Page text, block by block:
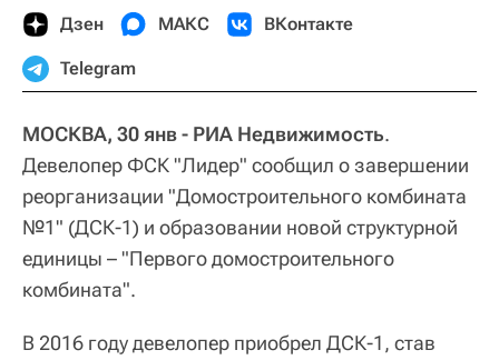
Дзен МАКС ВКонтакте
Telegram
МОСКВА, 30 янв - РИА Недвижимость.
Девелопер ФСК "Лидер" сообщил о завершении
реорганизации "Домостроительного комбината
№1" (ДСК-1) и образовании новой структурной
единицы – "Первого домостроительного
комбината".
В 2016 году девелопер приобрел ДСК-1, став